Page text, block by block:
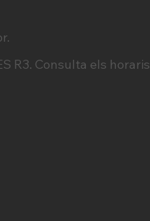
R3. Consulta els horaris